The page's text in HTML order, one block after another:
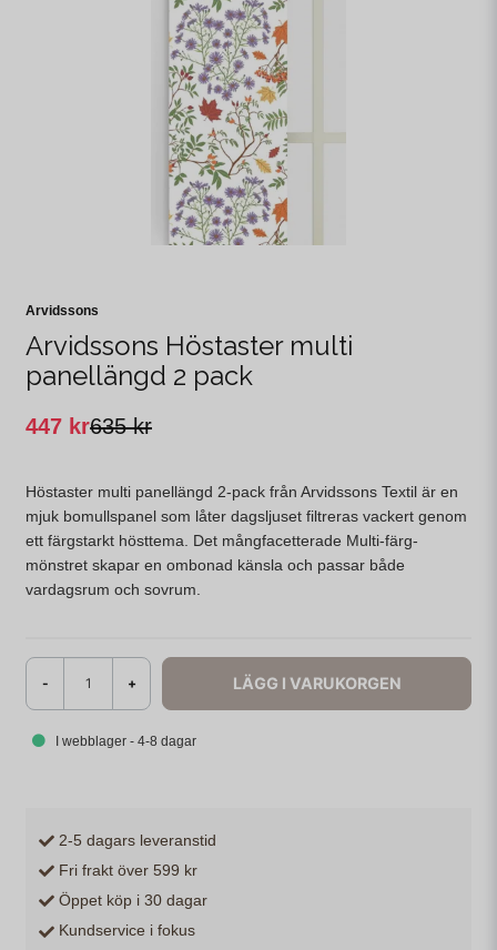
Arvidssons
Arvidssons Höstaster multi
panellängd 2 pack
635 kr
447 kr
Höstaster multi panellängd 2-pack från Arvidssons Textil är en
mjuk bomullspanel som låter dagsljuset filtreras vackert genom
ett färgstarkt hösttema. Det mångfacetterade Multi-färg-
mönstret skapar en ombonad känsla och passar både
vardagsrum och sovrum.
- + LÄGG I VARUKORGEN
I webblager - 4-8 dagar
2-5 dagars leveranstid
Fri frakt över 599 kr
Öppet köp i 30 dagar
Kundservice i fokus